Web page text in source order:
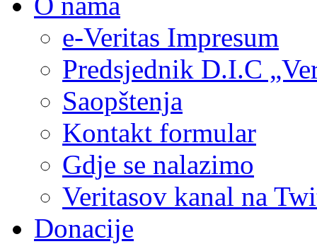
e-Veritas Impresum
Predsjednik D.I.C
Saopštenja
Kontakt formular
Gdje se nalazimo
Veritasov kanal na
Donacije